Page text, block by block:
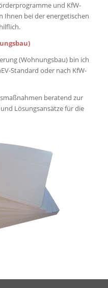
und KfW-
Ihnen bei der energetischen
(Wohnungsbau) bin ich
Standard oder nach KfW-
beratend zur
Lösungsansätze für die